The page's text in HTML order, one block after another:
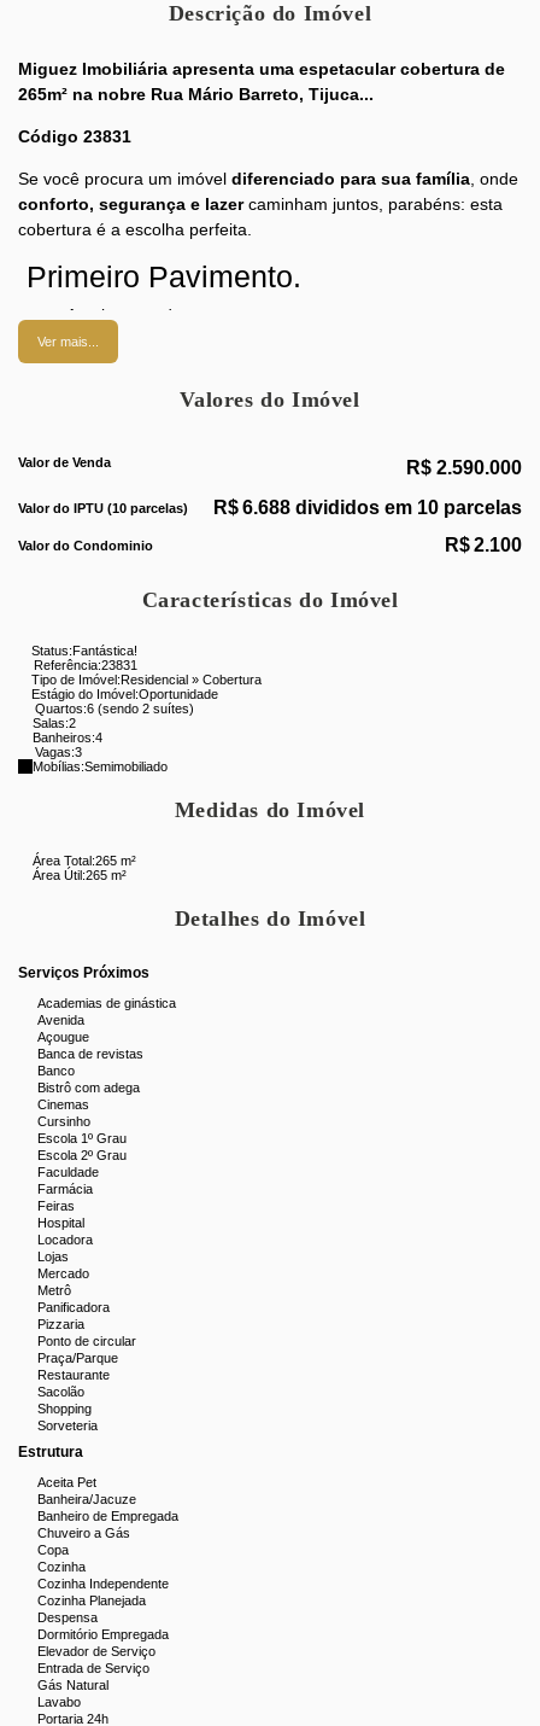
Descrição do Imóvel
Miguez Imobiliária apresenta uma espetacular cobertura de
265m² na nobre Rua Mário Barreto, Tijuca...
Código 23831
Se você procura um imóvel diferenciado para sua família , onde
conforto, segurança e lazercaminham juntos, parabéns: esta
cobertura é a escolha perfeita.
Primeiro Pavimento.
Ampla varanda
Salão em
3 excelentes quartos, sendo2 suítes
Segundo Pavimento
Salão com
iluminação natural e ventilação.
Lindo bar integrado ao ambiente
3 quartos, sendo
Banheiro social com linda banheira de hidromassagem
Chuveirão
Um espaço perfeito para reunir amigos, familiares e criar
momentos inesquecíveis.
O Prédio
Portaria 24 horas
Playground
Salão de festas
Piscina
Localização Privilegiada
Próximo à Rua Uruguai, Rua Dona Delfina, Metrô, Praça Xavier
de Brito e a uma ampla variedade de comércios e serviços que
facilitam o dia a dia.
Agende sua visita e aproveite esta oportunidade única!
Ver mais...
Valores do Imóvel
R$ 2.590.000
Valor de Venda
Valor do IPTU (10 parcelas) R$6.688 divididos em 10 parcelas
Valor do Condominio R$2.100
Características do Imóvel
Status:Fantástica!
Referência:23831
Tipo de Imóvel:Residencial » Cobertura
Estágio do Imóvel:Oportunidade
Quartos:6 (sendo 2 suítes)
Salas:2
Banheiros:4
Vagas:3
Mobílias:Semimobiliado
Medidas do Imóvel
Área Total:265 m²
Área Útil:265 m²
Detalhes do Imóvel
Serviços Próximos
Academias de ginástica
Avenida
Açougue
Banca de revistas
Banco
Bistrô com adega
Cinemas
Cursinho
Escola 1º Grau
Escola 2º Grau
Faculdade
Farmácia
Feiras
Hospital
Locadora
Lojas
Mercado
Metrô
Panificadora
Pizzaria
Ponto de circular
Praça/Parque
Restaurante
Sacolão
Shopping
Sorveteria
Estrutura
Aceita Pet
Banheira/Jacuze
Banheiro de Empregada
Chuveiro a Gás
Copa
Cozinha
Cozinha Independente
Cozinha Planejada
Despensa
Dormitório Empregada
Elevador de Serviço
Entrada de Serviço
Gás Natural
Lavabo
Portaria 24h